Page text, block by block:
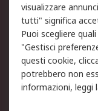
Email Security
Condizioni di
Etica e
Chi Siamo
visualizzare
tutti" significa
Puoi scegliere
"Gestisci
questi cookie,
potrebbero non
informazioni, leggi